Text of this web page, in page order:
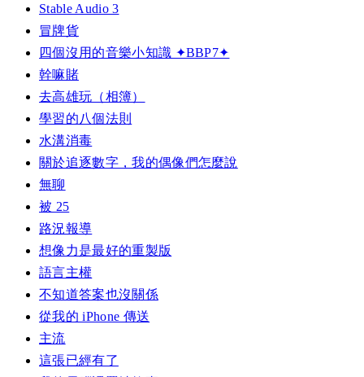
Stable Audio 3
冒牌貨
四個沒用的音樂小知識 ✦BBP7✦
幹嘛賭
去高雄玩（相簿）
學習的八個法則
水溝消毒
關於追逐數字，我的偶像們怎麼說
無聊
被 25
路況報導
想像力是最好的重製版
語言主權
不知道答案也沒關係
從我的 iPhone 傳送
主流
這張已經有了